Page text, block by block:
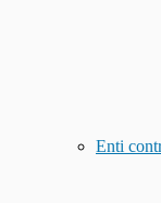
Enti